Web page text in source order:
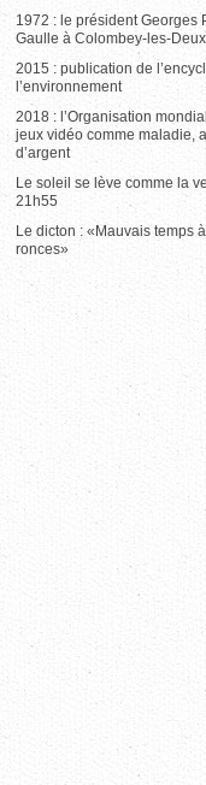
1972 : le président
Gaulle à Colombey-les-
2015 : publication de
l’environnement
2018 : l’Organisation
jeux vidéo comme maladie,
d’argent
Le soleil se lève comme la
21h55
Le dicton : «Mauvais temps
ronces»